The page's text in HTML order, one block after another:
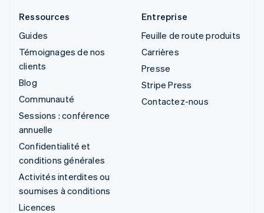
Ressources
Guides
Témoignages de nos
clients
Blog
Communauté
Sessions : conférence
annuelle
Confidentialité et
conditions générales
Activités interdites ou
soumises à conditions
Licences
Entreprise
Feuille de route produits
Carrières
Presse
Stripe Press
Contactez-nous